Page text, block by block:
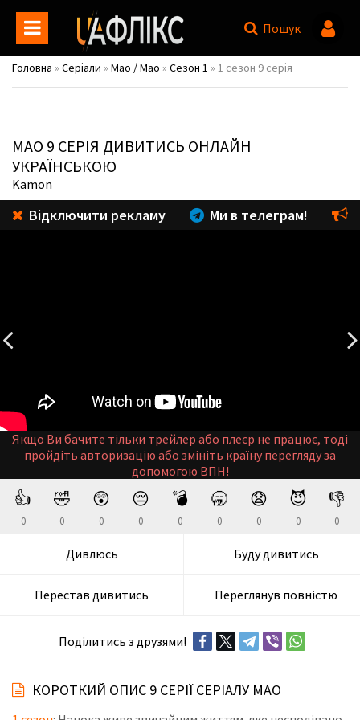
Пошук
Головна » Серіали » Мао / Mao » Сезон 1 » 1 сезон 9 серія
МАО 9 СЕРІЯ ДИВИТИСЬ ОНЛАЙН
УКРАЇНСЬКОЮ
Kamon
Відключити рекламу Ми в телеграм!
Якщо Ви бачите тільки трейлер або плеєр не працює, тоді
пройдіть авторизацію або змініть країну перегляду за
допомогою ВПН!
👍
0
🤣
0
😲
0
😔
0
💣
0
🥱
0
😧
0
😈
0
👎
0
Дивлюсь Буду дивитись
Перестав дивитись Переглянув повністю
Поділитись з друзями!
КОРОТКИЙ ОПИС 9 СЕРІЇ СЕРІАЛУ МАО